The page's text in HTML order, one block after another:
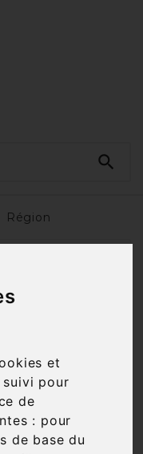
et
pour
de
: pour
de base du

Région